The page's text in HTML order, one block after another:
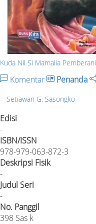
Kuda Nil Si Mamalia Pemberani
Komentar Penanda
Setiawan G. Sasongko
Edisi
-
ISBN/ISSN
978-979-063-872-3
Deskripsi Fisik
-
Judul Seri
-
No. Panggil
398 Sas k